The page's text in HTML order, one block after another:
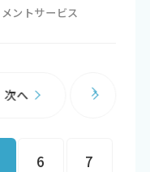
ントサービス
6 7
次へ